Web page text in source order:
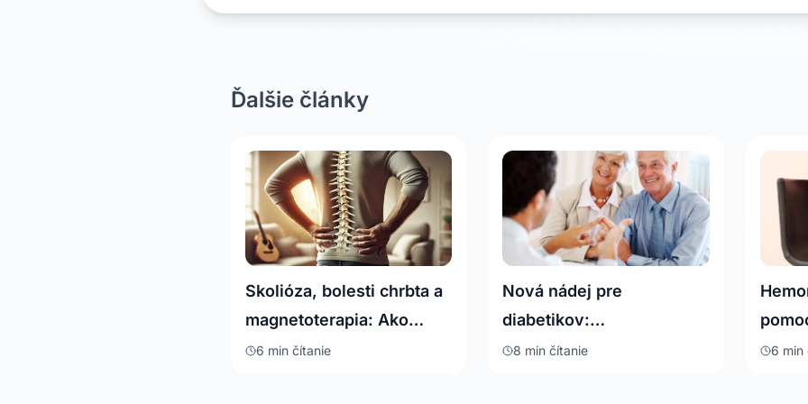
Ďalšie články
Skolióza, bolesti chrbta a
magnetoterapia: Ako
zlepšiť kvalitu života
6 min čítanie
Nová nádej pre
diabetikov:
Magnetoterapia, ktorá
8 min čítanie
ktorú
6 min